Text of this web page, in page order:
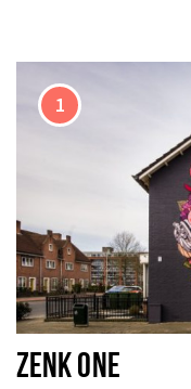
ZENK ONE